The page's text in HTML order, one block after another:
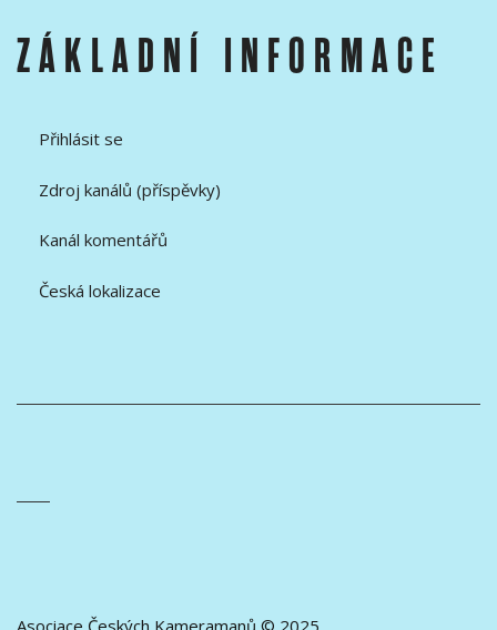
ZÁKLADNÍ INFORMACE
Přihlásit se
Zdroj kanálů (příspěvky)
Kanál komentářů
Česká lokalizace
Asociace Českých Kameramanů © 2025